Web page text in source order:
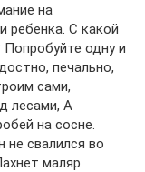
на
ребенка. С какой
одну и
печально,
сами,
лесами, А
на сосне.
не свалился во
маляр